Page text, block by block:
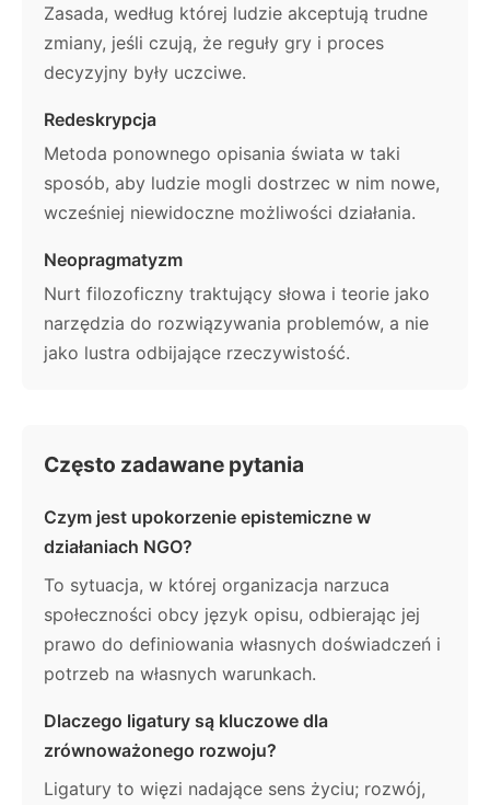
Zasada, według której ludzie akceptują trudne
zmiany, jeśli czują, że reguły gry i proces
decyzyjny były uczciwe.
Redeskrypcja
Metoda ponownego opisania świata w taki
sposób, aby ludzie mogli dostrzec w nim nowe,
wcześniej niewidoczne możliwości działania.
Neopragmatyzm
Nurt filozoficzny traktujący słowa i teorie jako
narzędzia do rozwiązywania problemów, a nie
jako lustra odbijające rzeczywistość.
Często zadawane pytania
Czym jest upokorzenie epistemiczne w
działaniach NGO?
To sytuacja, w której organizacja narzuca
społeczności obcy język opisu, odbierając jej
prawo do definiowania własnych doświadczeń i
potrzeb na własnych warunkach.
Dlaczego ligatury są kluczowe dla
zrównoważonego rozwoju?
Ligatury to więzi nadające sens życiu; rozwój,